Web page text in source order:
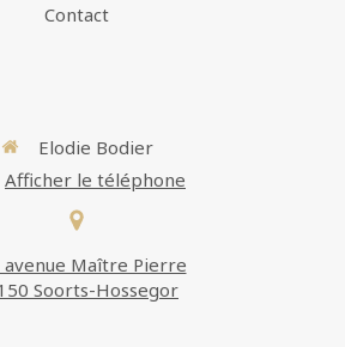
Contact
Elodie Bodier
Afficher le téléphone
avenue Maître Pierre
Soorts-Hossegor